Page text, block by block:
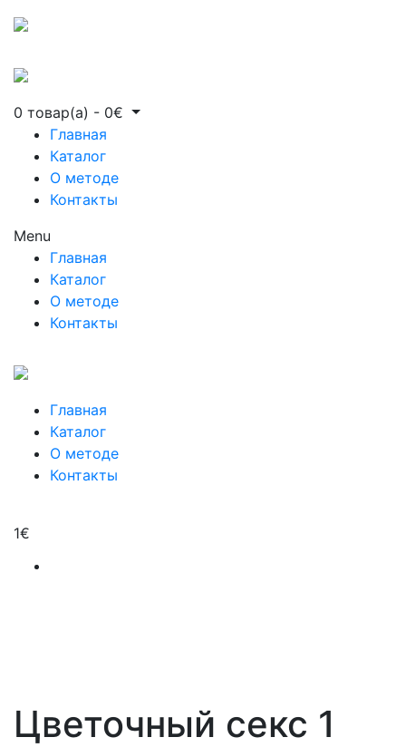
0 товар(а) - 0€
Главная
Каталог
О методе
Контакты
Menu
Главная
Каталог
О методе
Контакты
Главная
Каталог
О методе
Контакты
1€
Цветочный секс 1